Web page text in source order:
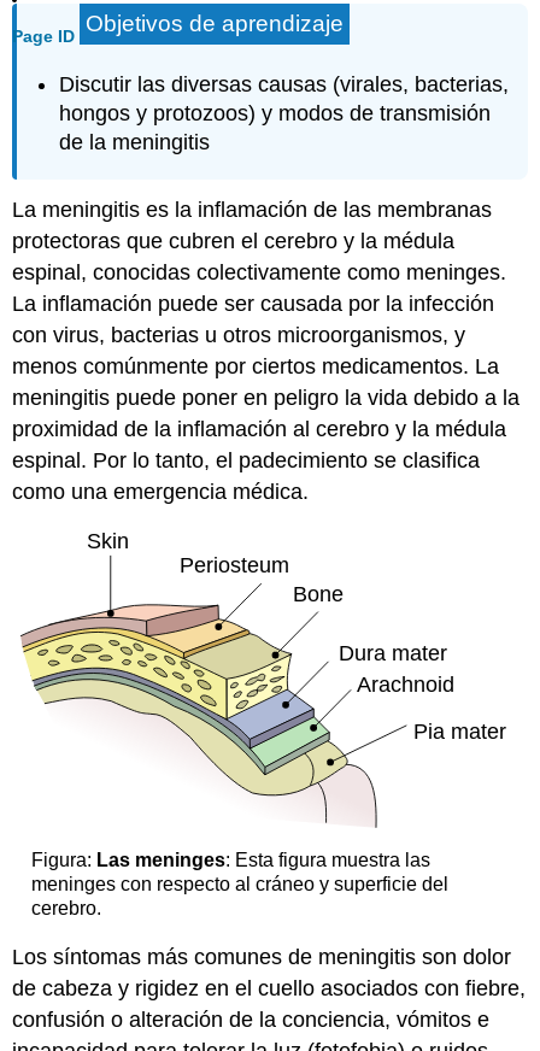
Page ID Objetivos de aprendizaje
Discutir las diversas causas (virales, bacterias,
hongos y protozoos) y modos de transmisión
de la meningitis
La meningitis es la inflamación de las membranas
protectoras que cubren el cerebro y la médula
espinal, conocidas colectivamente como meninges.
La inflamación puede ser causada por la infección
con virus, bacterias u otros microorganismos, y
menos comúnmente por ciertos medicamentos. La
meningitis puede poner en peligro la vida debido a la
proximidad de la inflamación al cerebro y la médula
espinal. Por lo tanto, el padecimiento se clasifica
como una emergencia médica.
Figura: Las meninges: Esta figura muestra las
meninges con respecto al cráneo y superficie del
cerebro.
Los síntomas más comunes de meningitis son dolor
de cabeza y rigidez en el cuello asociados con fiebre,
confusión o alteración de la conciencia, vómitos e